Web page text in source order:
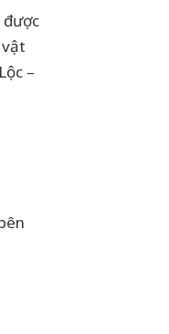
được
–